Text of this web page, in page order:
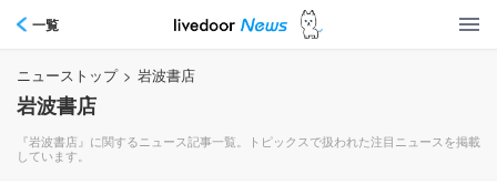
一覧
ニューストップ > 岩波書店
岩波書店
『岩波書店』に関するニュース記事一覧。トピックスで扱われた注目ニュースを掲載
しています。